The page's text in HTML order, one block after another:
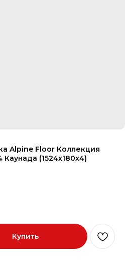
Alpine Floor Коллекция
Каунада (1524х180х4)
Купить